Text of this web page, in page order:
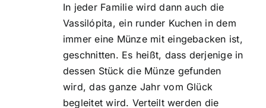
In jeder Familie wird dann auch die
Vassilópita, ein runder Kuchen in dem
immer eine Münze mit eingebacken ist,
geschnitten. Es heißt, dass derjenige in
dessen Stück die Münze gefunden
wird, das ganze Jahr vom Glück
begleitet wird. Verteilt werden die